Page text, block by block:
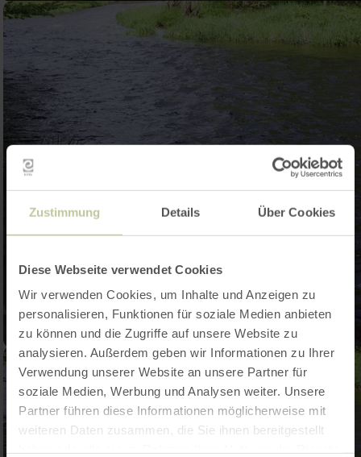
Zustimmung Details Über Cookies
Diese Webseite verwendet Cookies
Wir verwenden Cookies, um Inhalte und Anzeigen zu
personalisieren, Funktionen für soziale Medien anbieten
zu können und die Zugriffe auf unsere Website zu
analysieren. Außerdem geben wir Informationen zu Ihrer
Verwendung unserer Website an unsere Partner für
soziale Medien, Werbung und Analysen weiter. Unsere
Partner führen diese Informationen möglicherweise mit
weiteren Daten zusammen, die Sie ihnen bereitgestellt